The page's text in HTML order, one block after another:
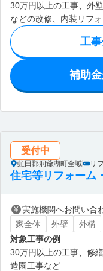
30万円以上の工事、外
などの改修、内装リフ
工
補助
受付中
虻田郡洞爺湖町全域 リ
住宅等リフォーム
実施機関へお問い合
家全体
外壁
外構
対象工事の例
30万円以上の工事、修
造園工事など